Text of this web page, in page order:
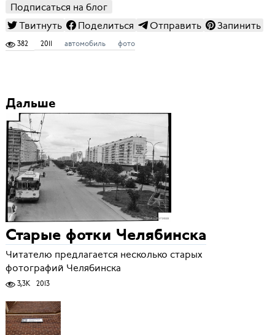
Подписаться на блог
Твитнуть
Поделиться Отправить Запинить
382 2011 автомобиль фото
Дальше
Старые фотки Челябинска
Читателю предлагается несколько старых
фотографий Челябинска
3,3K 2013